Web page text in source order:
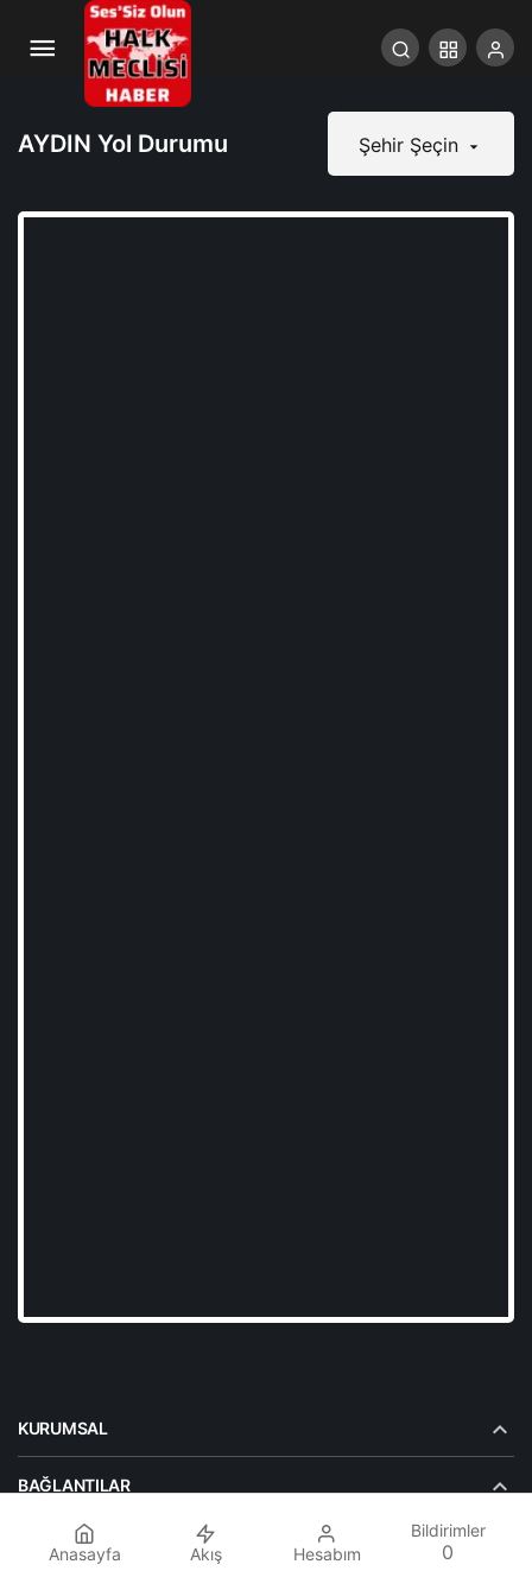
AYDIN Yol Durumu Şehir Şeçin
KURUMSAL
BAĞLANTILAR
POPÜLER SAYFALAR
Anasayfa Akış Hesabım
Bildirimler
0